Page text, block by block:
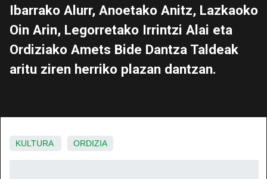
Ibarrako Alurr, Anoetako Anitz, Lazkaoko
Oin Arin, Legorretako Irrintzi Alai eta
Ordiziako Amets Bide Dantza Taldeak
aritu ziren herriko plazan dantzan.
KULTURA ORDIZIA